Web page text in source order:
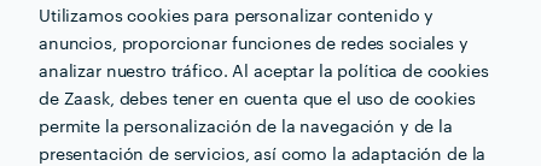
Utilizamos cookies para personalizar contenido y
anuncios, proporcionar funciones de redes sociales y
analizar nuestro tráfico. Al aceptar la política de cookies
de Zaask, debes tener en cuenta que el uso de cookies
permite la personalización de la navegación y de la
presentación de servicios, así como la adaptación de la